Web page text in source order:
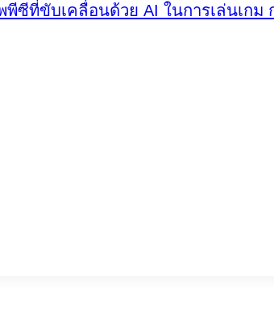
พพีซีที่ขับเคลื่อนด้วย AI ในการเล่นเก